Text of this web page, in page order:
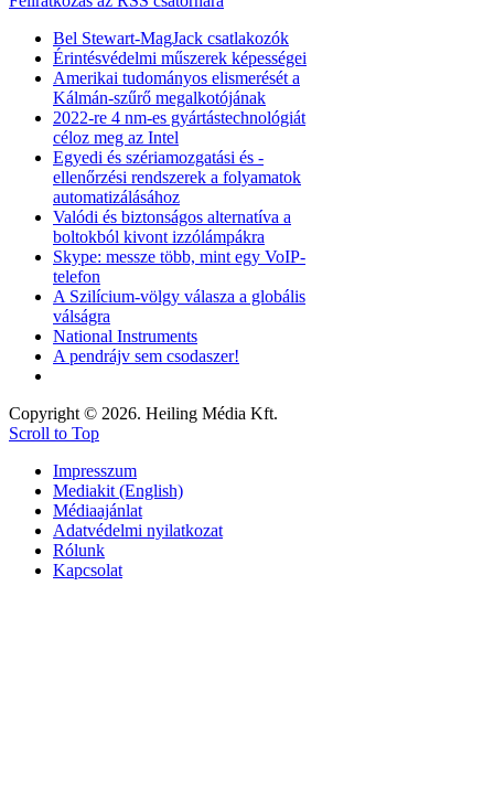
Bel Stewart-MagJack csatlakozók
Érintésvédelmi műszerek képességei
Amerikai tudományos elismerését a
Kálmán-szűrő megalkotójának
2022-re 4 nm-es gyártástechnológiát
céloz meg az Intel
Egyedi és szériamozgatási és -
ellenőrzési rendszerek a folyamatok
automatizálásához
Valódi és biztonságos alternatíva a
boltokból kivont izzólámpákra
Skype: messze több, mint egy VoIP-
telefon
A Szilícium-völgy válasza a globális
válságra
National Instruments
A pendrájv sem csodaszer!
Copyright © 2026. Heiling Média Kft.
Scroll to Top
Impresszum
Mediakit (English)
Médiaajánlat
Adatvédelmi nyilatkozat
Rólunk
Kapcsolat